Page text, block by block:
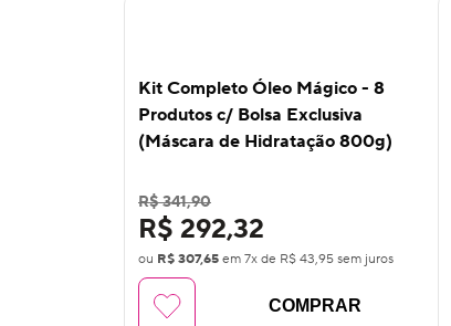
Kit Completo Óleo Mágico - 8
Produtos c/ Bolsa Exclusiva
(Máscara de Hidratação 800g)
R$ 341,90
R$ 292,32
ou R$ 307,65 em 7x de R$ 43,95 sem juros
COMPRAR